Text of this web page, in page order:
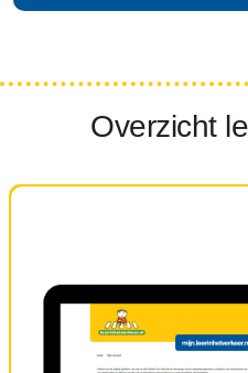
Overzicht